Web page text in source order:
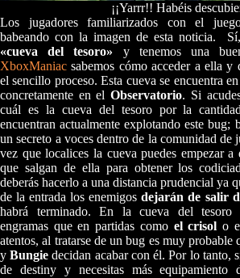
¡¡Yarrr!! Habéis
Los jugadores familiarizados con el juego
babeando con la imagen de esta noticia.
«cueva del tesoro» y tenemos una
XboxManiac sabemos cómo acceder a ella y
el sencillo proceso. Esta cueva se encuentra
concretamente en elObservatorio. Si
cuál es la cueva del tesoro por la
encuentran actualmente explotando este bug;
un secreto a voces dentro de la comunidad de
vez que localices la cueva puedes empezar a
que salgan de ella para obtener los
deberás hacerlo a una distancia prudencial ya
de la entrada los enemigosdejarán de salir
habrá terminado. En la cueva del tesoro
engramas que en partidas como el crisol o
atentos, al tratarse de un bug es muy probable
yBungie decidan acabar con él. Por lo tanto,
de destiny y necesitas más equipamiento